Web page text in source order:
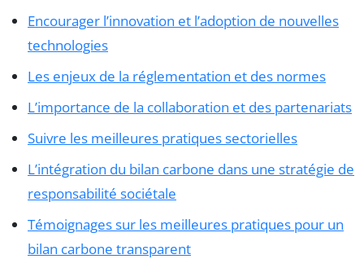
Encourager l’innovation et l’adoption de nouvelles
technologies
Les enjeux de la réglementation et des normes
L’importance de la collaboration et des partenariats
Suivre les meilleures pratiques sectorielles
L’intégration du bilan carbone dans une stratégie de
responsabilité sociétale
Témoignages sur les meilleures pratiques pour un
bilan carbone transparent